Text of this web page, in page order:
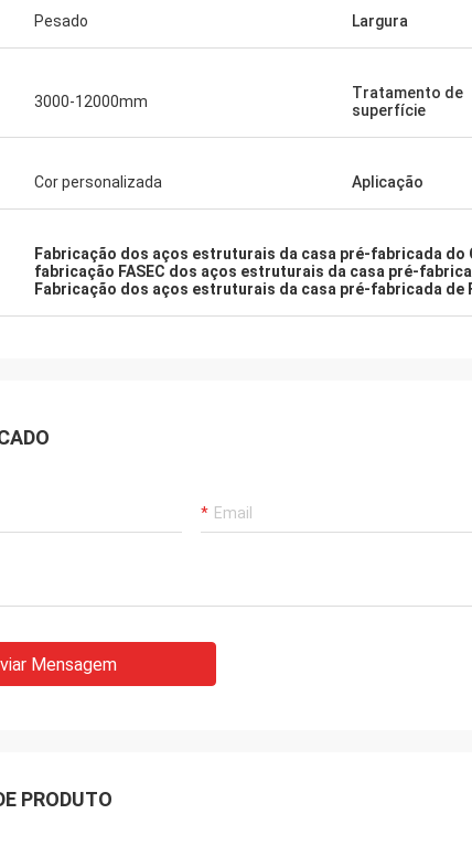
equipe oferecem
Pesado Largura
3000-12000mm
Tratamento de
superfície
Cor personalizada Aplicação
Fabricação dos aços estruturais da casa pré-fabricada do
fabricação FASEC dos aços estruturais da casa pré-
Fabricação dos aços estruturais da casa pré-fabricada de
Mensagem
PRODUTO